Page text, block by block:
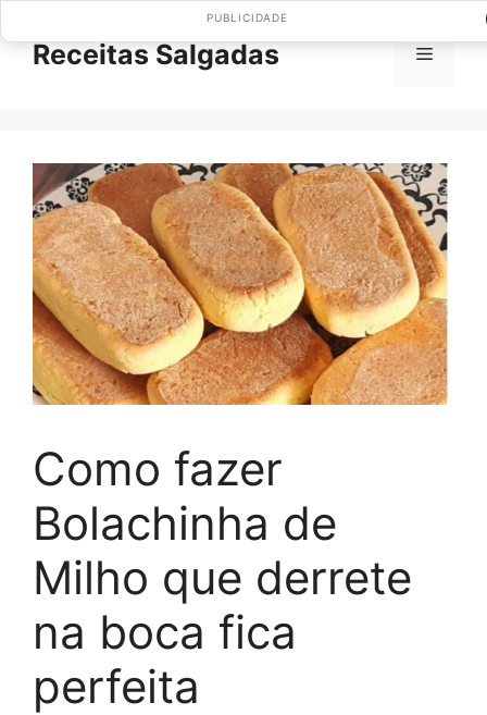
paraReceitas Salgadas Menu
Como fazer
Bolachinha de
Milho que derrete
na boca fica
perfeita
PUBLICIDADE